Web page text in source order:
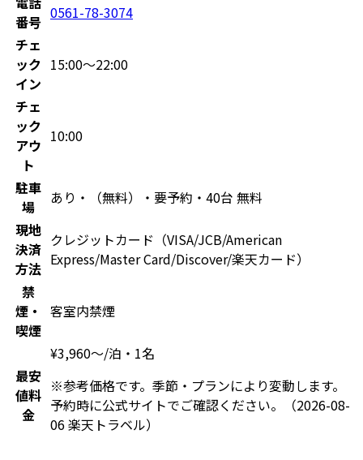
番号 0561-78-3074
チェ
ック
イン
15:00〜22:00
チェ
ック
アウ
ト
10:00
駐車
場
あり・（無料）・要予約・40台 無料
現地
決済
方法
クレジットカード（VISA/JCB/American
Express/Master Card/Discover/楽天カード）
禁
煙・
喫煙
客室内禁煙
最安
値料
金
¥3,960〜/泊・1名
※参考価格です。季節・プランにより変動します。
予約時に公式サイトでご確認ください。
（2026-08-
06 楽天トラベル）